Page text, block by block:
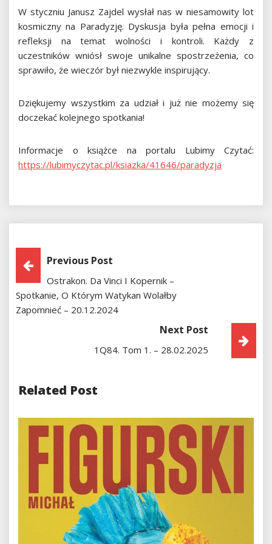
W styczniu Janusz Zajdel wysłał nas w niesamowity lot
kosmiczny na Paradyzję. Dyskusja była pełna emocji i
refleksji na temat wolności i kontroli. Każdy z
uczestników wniósł swoje unikalne spostrzeżenia, co
sprawiło, że wieczór był niezwykle inspirujący.
Dziękujemy wszystkim za udział i już nie możemy się
doczekać kolejnego spotkania!
Informacje o książce na portalu Lubimy Czytać:
https://lubimyczytac.pl/ksiazka/41646/paradyzja
Nawigacja
Wpisu
Previous Post
Ostrakon. Da Vinci I Kopernik –
Spotkanie, O Którym Watykan Wolałby
Zapomnieć – 20.12.2024
Next Post
1Q84. Tom 1. – 28.02.2025
Related Post